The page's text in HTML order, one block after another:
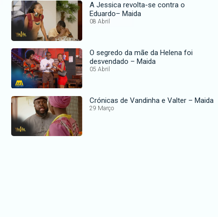
A Jessica revolta-se contra o
Eduardo– Maida
08 Abril
O segredo da mãe da Helena foi
desvendado – Maida
05 Abril
Crónicas de Vandinha e Valter – Maida
29 Março